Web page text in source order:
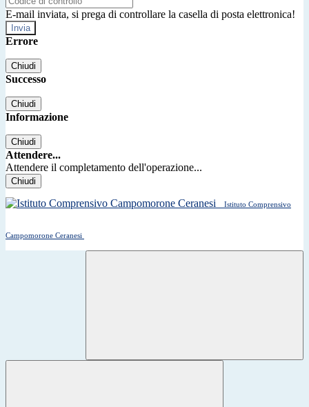
E-mail inviata, si prega di controllare la casella di posta elettronica!
Errore
Chiudi
Successo
Chiudi
Informazione
Chiudi
Attendere...
Attendere il completamento dell'operazione...
Chiudi
Istituto Comprensivo
Campomorone Ceranesi